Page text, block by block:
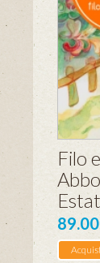
Filo